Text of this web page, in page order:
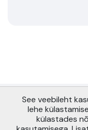
See veebileht
lehe
külastades